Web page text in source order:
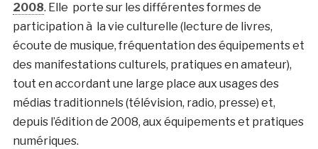
2008. Elle porte sur les différentes formes de
participation à la vie culturelle (lecture de livres,
écoute de musique, fréquentation des équipements et
des manifestations culturels, pratiques en amateur),
tout en accordant une large place aux usages des
médias traditionnels (télévision, radio, presse) et,
depuis l’édition de 2008, aux équipements et pratiques
numériques.